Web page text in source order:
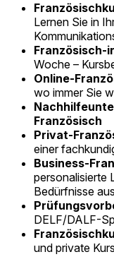
Lernen Sie in
Französisch-
Woche –
Online-
wo immer Sie
Französisch
Privat-
einer
Business-
personalisierte
Bedürfnisse
DELF/DALF-
und private